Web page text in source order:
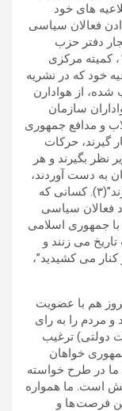
های خود
فعالان سیاسی
دفتر حزب
جمهوری اسلامی در هفتم تیرماه سال ۱۳۶۰، کمیته مرکزی
خود که در نشریه
۱۱۶ در۱۰ تیرماه سال ۱۳۶۰ چاپ شده، از هوادارن
سازمان
و مدافع جمهوری
گیرند، حرکات
نظر بگیرند و هر
به دست آوردند،
فوراً سپاه پاسداران و سازمان را مطلع سازند”(۳). کسانی که
فعالان سیاسی
با جمهوری اسلامی
می زنند و
کنار می کشیدید”،
هم با عضویت
مردم را به رای
دولتی) ترغیب
سال ۱۳۹۴ اتحاد جمهوری خواهان
ما در طرح خواسته
است. ما همواره
فرصت ها و